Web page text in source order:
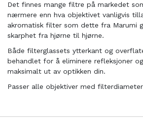
Det finnes mange filtre på markedet
nærmere enn hva objektivet vanligvis
akromatisk filter som dette fra Marumi
skarphet fra hjørne til hjørne.
Både filterglassets ytterkant og
behandlet for å eliminere refleksjoner
maksimalt ut av optikken din.
Passer alle objektiver med